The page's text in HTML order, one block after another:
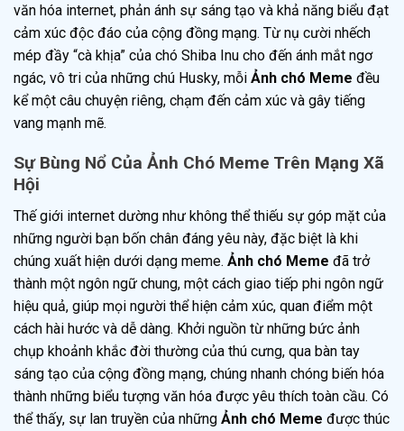
văn hóa internet, phản ánh sự sáng tạo và khả năng biểu đạt
cảm xúc độc đáo của cộng đồng mạng. Từ nụ cười nhếch
mép đầy “cà khịa” của chó Shiba Inu cho đến ánh mắt ngơ
ngác, vô tri của những chú Husky, mỗi Ảnh chó Meme đều
kể một câu chuyện riêng, chạm đến cảm xúc và gây tiếng
vang mạnh mẽ.
Sự Bùng Nổ Của Ảnh Chó Meme Trên Mạng Xã
Hội
Thế giới internet dường như không thể thiếu sự góp mặt của
những người bạn bốn chân đáng yêu này, đặc biệt là khi
chúng xuất hiện dưới dạng meme. Ảnh chó Meme đã trở
thành một ngôn ngữ chung, một cách giao tiếp phi ngôn ngữ
hiệu quả, giúp mọi người thể hiện cảm xúc, quan điểm một
cách hài hước và dễ dàng. Khởi nguồn từ những bức ảnh
chụp khoảnh khắc đời thường của thú cưng, qua bàn tay
sáng tạo của cộng đồng mạng, chúng nhanh chóng biến hóa
thành những biểu tượng văn hóa được yêu thích toàn cầu. Có
thể thấy, sự lan truyền của những Ảnh chó Meme được thúc